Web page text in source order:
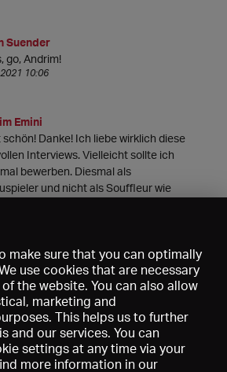
Suender
go, Andrim!
10:06
Emini
schön! Danke! Ich liebe wirklich diese
Interviews. Vielleicht sollte ich
bewerben. Diesmal als
und nicht als Souffleur wie
22:48
make sure that you can optimally
use cookies that are necessary
the website. You can also allow
marketing and
This helps us to further
and our services. You can
settings at any time via your
more information in our